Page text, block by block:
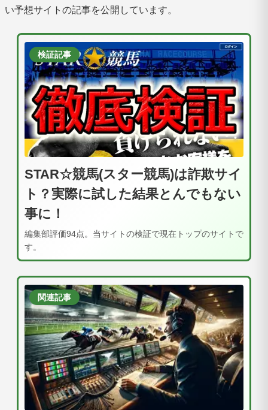
い予想サイトの記事を公開しています。
検証記事
STAR☆競馬(スター競馬)は詐欺サイ
ト？実際に試した結果とんでもない
事に！
編集部評価94点。当サイトの検証で現在トップのサイトで
す。
関連記事